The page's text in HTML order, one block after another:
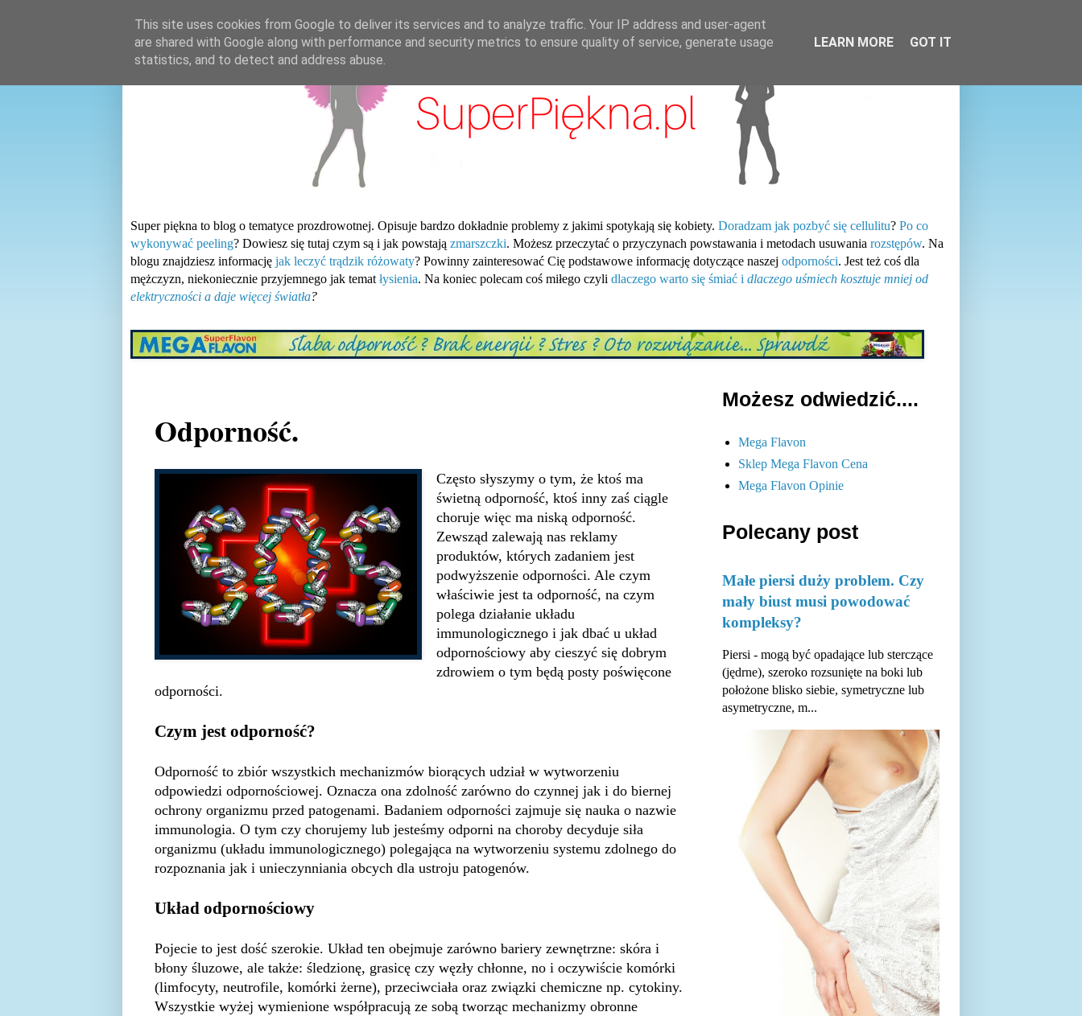
Super piękna to blog o tematyce prozdrowotnej. Opisuje bardzo dokładnie problemy z jakimi spotykają się kobiety. Doradzam jak pozbyć się cellulitu? Po co
wykonywać peeling? Dowiesz się tutaj czym są i jak powstają zmarszczki. Możesz przeczytać o przyczynach powstawania i metodach usuwania rozstępów. Na
blogu znajdziesz informację jak leczyć trądzik różowaty? Powinny zainteresować Cię podstawowe informację dotyczące naszej odporności. Jest też coś dla
mężczyzn, niekoniecznie przyjemnego jak temat łysienia. Na koniec polecam coś miłego czyli dlaczego warto się śmiać i dlaczego uśmiech kosztuje mniej od
elektryczności a daje więcej światła?
Odporność.
Często słyszymy o tym, że ktoś ma
świetną odporność, ktoś inny zaś ciągle
choruje więc ma niską odporność.
Zewsząd zalewają nas reklamy
produktów, których zadaniem jest
podwyższenie odporności. Ale czym
właściwie jest ta odporność, na czym
polega działanie układu
immunologicznego i jak dbać u układ
odpornościowy aby cieszyć się dobrym
zdrowiem o tym będą posty poświęcone
odporności.
Czym jest odporność?
Odporność to zbiór wszystkich mechanizmów biorących udział w wytworzeniu
odpowiedzi odpornościowej. Oznacza ona zdolność zarówno do czynnej jak i do biernej
ochrony organizmu przed patogenami. Badaniem odporności zajmuje się nauka o nazwie
immunologia. O tym czy chorujemy lub jesteśmy odporni na choroby decyduje siła
organizmu (układu immunologicznego) polegająca na wytworzeniu systemu zdolnego do
rozpoznania jak i unieczynniania obcych dla ustroju patogenów.
Układ odpornościowy
Pojecie to jest dość szerokie. Układ ten obejmuje zarówno bariery zewnętrzne: skóra i
błony śluzowe, ale także: śledzionę, grasicę czy węzły chłonne, no i oczywiście komórki
(limfocyty, neutrofile, komórki żerne), przeciwciała oraz związki chemiczne np. cytokiny.
Wszystkie wyżej wymienione współpracują ze sobą tworząc mechanizmy obronne
Możesz odwiedzić....
Mega Flavon
Sklep Mega Flavon Cena
Mega Flavon Opinie
Polecany post
Małe piersi duży problem. Czy
mały biust musi powodować
kompleksy?
Piersi - mogą być opadające lub sterczące
(jędrne), szeroko rozsunięte na boki lub
położone blisko siebie, symetryczne lub
asymetryczne, m...
This site uses cookies from Google to deliver its services and to analyze traffic. Your IP address and user-agent
are shared with Google along with performance and security metrics to ensure quality of service, generate usage
statistics, and to detect and address abuse.
LEARN MORE GOT IT